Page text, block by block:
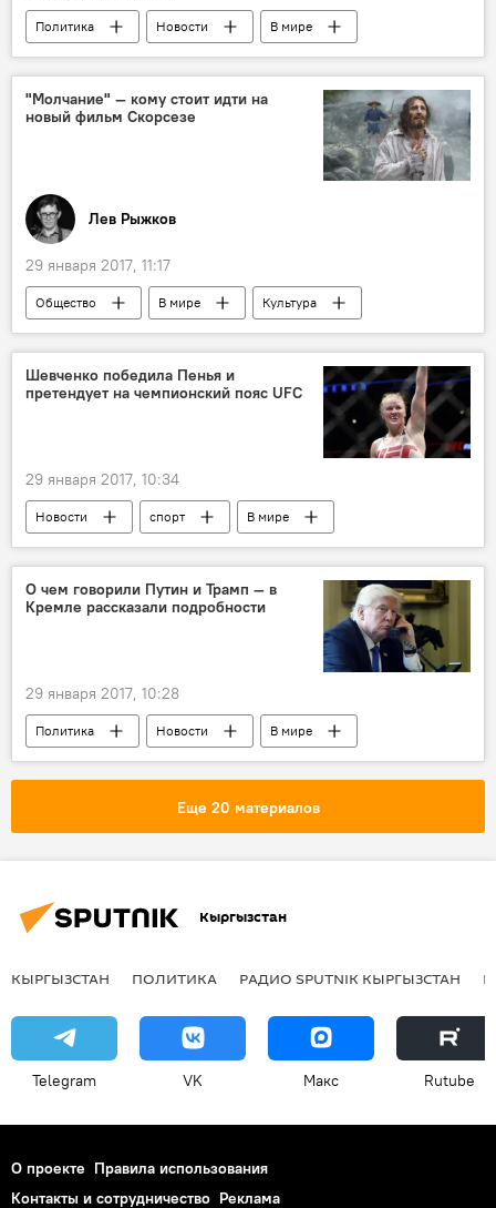
Политика Новости
В мире
Мультимедиа
фото
художник
стиль
"Молчание" — кому стоит идти на
новый фильм Скорсезе
Лев Рыжков
29 января 2017, 11:17
Общество В мире
Культура
Россия
Колумнисты
Лев Рыжков
Мартин Скорсезе
кино отзыв
Шевченко победила Пенья и
претендует на чемпионский пояс UFC
29 января 2017, 10:34
Новости спорт
В мире
Кыргызстан
США
Валентина Шевченко
турнир бой
О чем говорили Путин и Трамп — в
Кремле рассказали подробности
29 января 2017, 10:28
Политика Новости
В мире
США
Владимир Путин
Россия
Еще 20 материалов
Кыргызстан
КЫРГЫЗСТАН ПОЛИТИКА РАДИО SPUTNIK КЫРГЫЗСТАН
Telegram VK Макс Rutube
О проекте Правила использования
Контакты и сотрудничество Реклама